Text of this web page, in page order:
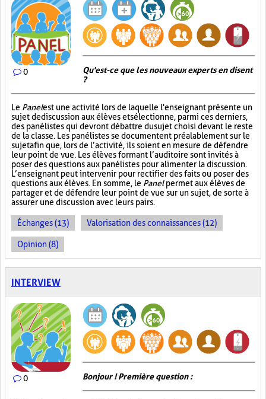
0
Qu'est-ce que les nouveaux experts en disent
?
Le Panelest une activité lors de laquelle l'enseignant présente un
sujet de discussion aux élèves et sélectionne, parmi ces derniers,
des panélistes qui devront débattre du sujet choisi devant le reste
de la classe. Les panélistes se documentent préalablement sur le
sujet afin que, lors de l’activité, ils soient en mesure de défendre
leur point de vue. Les élèves formant l’auditoire sont invités à
poser des questions aux panélistes pour alimenter la discussion.
L’enseignant peut intervenir pour rectifier des faits ou poser des
questions aux élèves. En somme, le Panelpermet aux élèves de
partager et de défendre leur point de vue sur un sujet, de sorte à
assurer une discussion avec leurs pairs.
Échanges (13) Valorisation des connaissances (12)
Opinion (8)
INTERVIEW
0 Bonjour ! Première question :